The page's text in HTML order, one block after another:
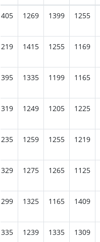
1405 1269 1399 1255
1219 1415 1255 1169
1395 1335 1199 1165
1319 1249 1205 1225
1235 1259 1255 1219
1329 1275 1265 1125
1299 1325 1165 1409
1335 1239 1335 1309